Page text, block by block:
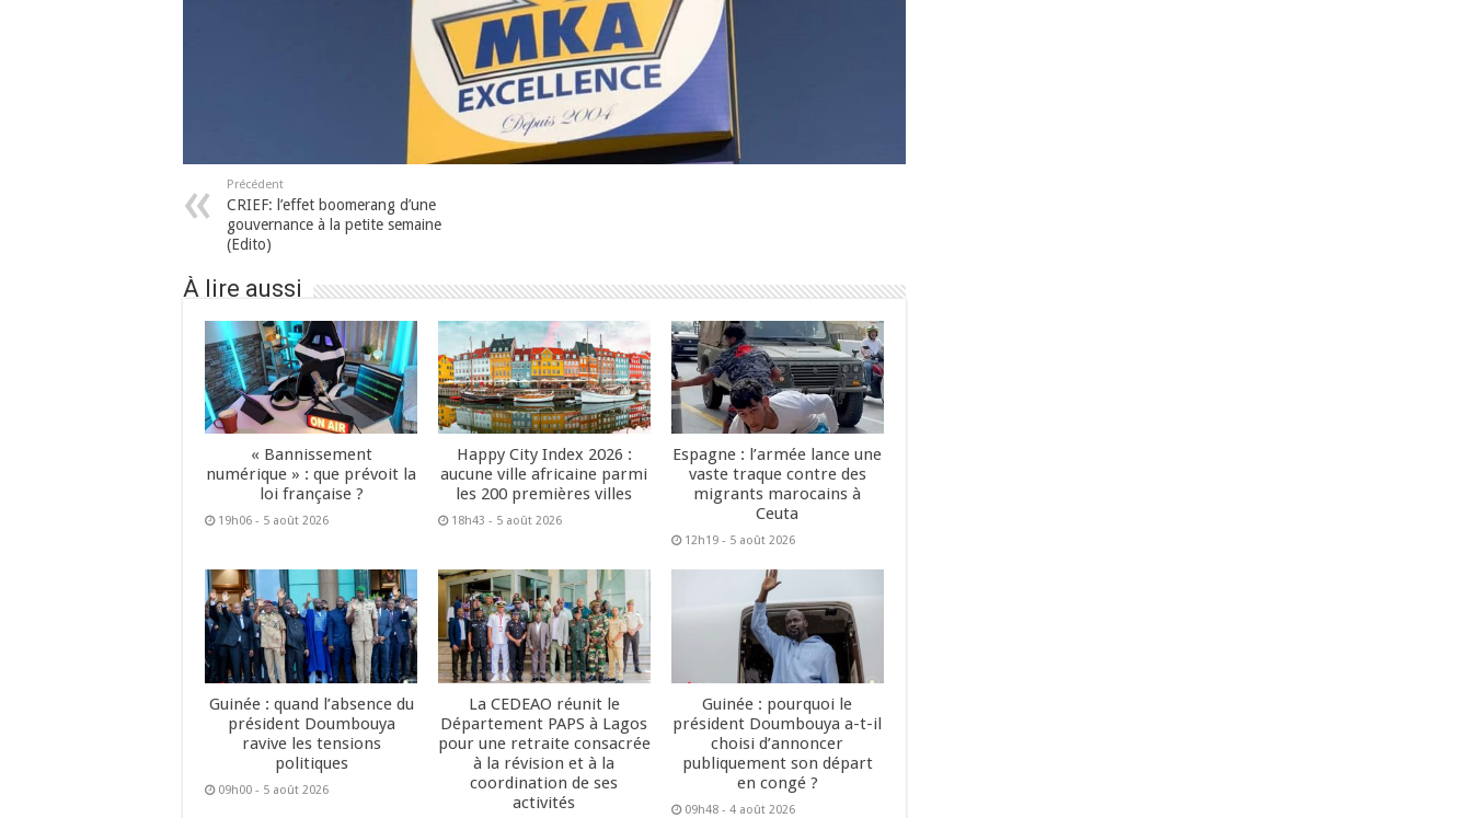
Précédent
CRIEF: l’effet boomerang d’une
gouvernance à la petite semaine
(Edito)
À lire aussi
« Bannissement
numérique » : que prévoit la
loi française ?
19h06 - 5 août 2026
Happy City Index 2026 :
aucune ville africaine parmi
les 200 premières villes
18h43 - 5 août 2026
Espagne : l’armée lance une
vaste traque contre des
migrants marocains à
Ceuta
12h19 - 5 août 2026
Guinée : quand l’absence du
président Doumbouya
ravive les tensions
politiques
09h00 - 5 août 2026
La CEDEAO réunit le
Département PAPS à Lagos
pour une retraite consacrée
à la révision et à la
coordination de ses
activités
Guinée : pourquoi le
président Doumbouya a-t-il
choisi d’annoncer
publiquement son départ
en congé ?
09h48 - 4 août 2026